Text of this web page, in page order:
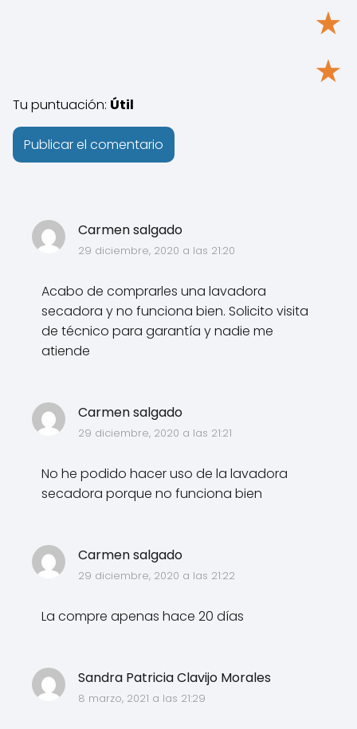
Carmen salgado
29 diciembre, 2020 a las 21:20
Acabo de comprarles una lavadora
secadora y no funciona bien. Solicito visita
de técnico para garantía y nadie me
atiende
Carmen salgado
29 diciembre, 2020 a las 21:21
No he podido hacer uso de la lavadora
secadora porque no funciona bien
Carmen salgado
29 diciembre, 2020 a las 21:22
La compre apenas hace 20 días
Sandra Patricia Clavijo Morales
8 marzo, 2021 a las 21:29
★
★
Tu puntuación: Útil